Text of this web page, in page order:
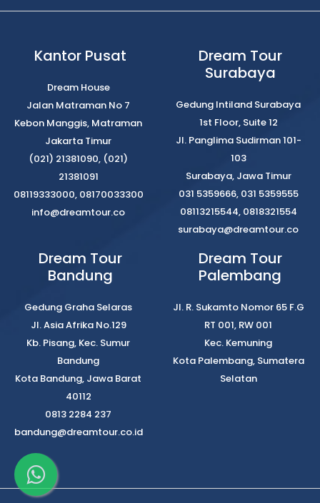
Kantor Pusat
Dream House
Jalan Matraman No 7
Kebon Manggis, Matraman
Jakarta Timur
(021) 21381090, (021)
21381091
08119333000, 08170033300
info@dreamtour.co
Dream Tour
Surabaya
Gedung Intiland Surabaya
1st Floor, Suite 12
Jl. Panglima Sudirman 101-
103
Surabaya, Jawa Timur
031 5359666, 031 5359555
08113215544, 0818321554
surabaya@dreamtour.co
Dream Tour
Bandung
Gedung Graha Selaras
Jl. Asia Afrika No.129
Kb. Pisang, Kec. Sumur
Bandung
Kota Bandung, Jawa Barat
40112
0813 2284 237
bandung@dreamtour.co.id
Dream Tour
Palembang
Jl. R. Sukamto Nomor 65 F.G
RT 001, RW 001
Kec. Kemuning
Kota Palembang, Sumatera
Selatan